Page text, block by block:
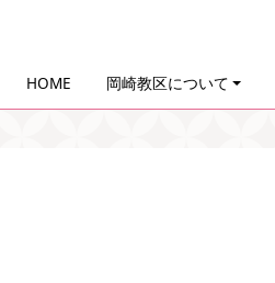
HOME 岡崎教区について